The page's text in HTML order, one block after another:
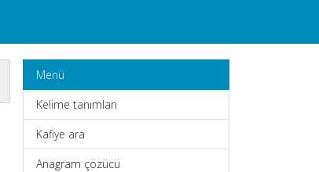
Menü
Kelime tanımları
Kafiye ara
Anagram çözücü